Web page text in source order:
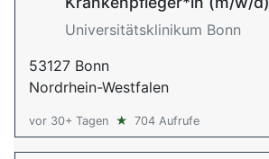
Universitätsklinikum Bonn
53127 Bonn
Nordrhein-Westfalen
vor 30+ Tagen ★ 704 Aufrufe